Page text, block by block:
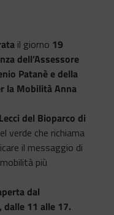
il giorno 19
dell’Assessore
Patanè e della
la Mobilità Anna
del Bioparco di
verde che richiama
il messaggio di
più
dal
11 alle 17.